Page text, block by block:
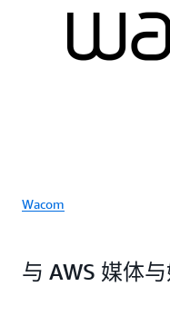
Wacom
与 AWS 媒体